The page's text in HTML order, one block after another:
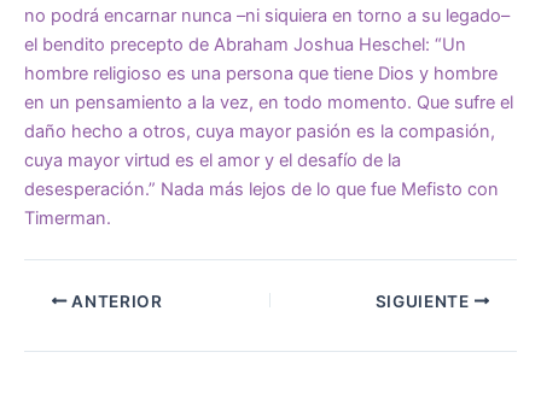
no podrá encarnar nunca –ni siquiera en torno a su legado–
el bendito precepto de Abraham Joshua Heschel: “Un
hombre religioso es una persona que tiene Dios y hombre
en un pensamiento a la vez, en todo momento. Que sufre el
daño hecho a otros, cuya mayor pasión es la compasión,
cuya mayor virtud es el amor y el desafío de la
desesperación.” Nada más lejos de lo que fue Mefisto con
Timerman.
ANTERIOR SIGUIENTE